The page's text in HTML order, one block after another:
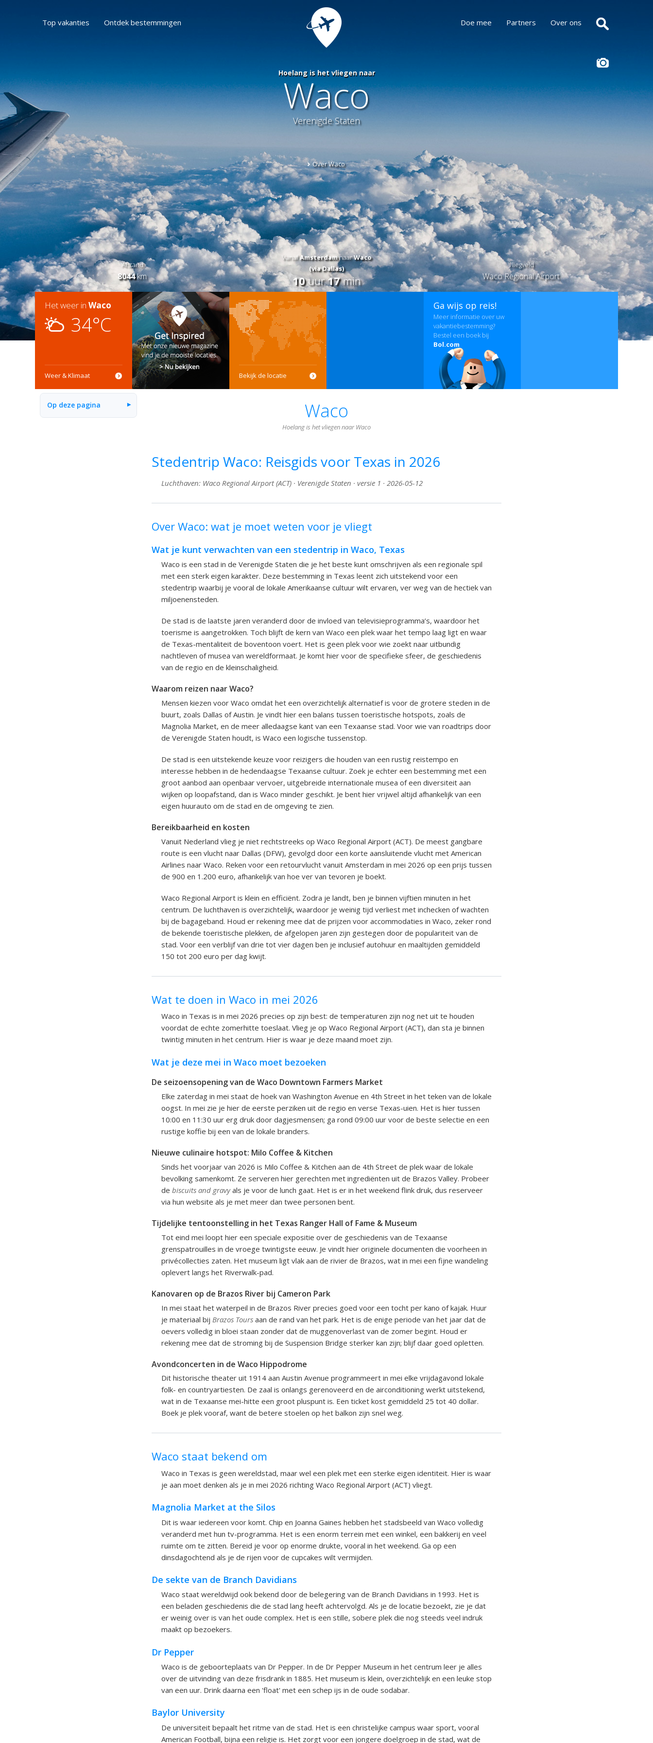
Top vakanties Ontdek bestemmingen Doe mee Partners Over ons
Hoelang is het vliegen naar
Waco
Verenigde Staten
Over Waco
Afstand
8044km
VanafAmsterdamnaarWaco
(via Dallas)
10uur17min
Vliegveld
Waco Regional Airport
Het weer in Waco
34°C
Weer & Klimaat Bekijk de locatie
Ga wijs op reis!
Meer informatie over uw
vakantiebestemming?
Bestel een boek bij
Bol.com
Op deze pagina ▾ Waco
Hoelang is het vliegen naar Waco
Stedentrip Waco: Reisgids voor Texas in 2026
Luchthaven: Waco Regional Airport (ACT) · Verenigde Staten · versie 1 · 2026-05-12
Over Waco: wat je moet weten voor je vliegt
Wat je kunt verwachten van een stedentrip in Waco, Texas
Waco is een stad in de Verenigde Staten die je het beste kunt omschrijven als een regionale spil
met een sterk eigen karakter. Deze bestemming in Texas leent zich uitstekend voor een
stedentrip waarbij je vooral de lokale Amerikaanse cultuur wilt ervaren, ver weg van de hectiek van
miljoenensteden.
De stad is de laatste jaren veranderd door de invloed van televisieprogramma’s, waardoor het
toerisme is aangetrokken. Toch blijft de kern van Waco een plek waar het tempo laag ligt en waar
de Texas-mentaliteit de boventoon voert. Het is geen plek voor wie zoekt naar uitbundig
nachtleven of musea van wereldformaat. Je komt hier voor de specifieke sfeer, de geschiedenis
van de regio en de kleinschaligheid.
Waarom reizen naar Waco?
Mensen kiezen voor Waco omdat het een overzichtelijk alternatief is voor de grotere steden in de
buurt, zoals Dallas of Austin. Je vindt hier een balans tussen toeristische hotspots, zoals de
Magnolia Market, en de meer alledaagse kant van een Texaanse stad. Voor wie van roadtrips door
de Verenigde Staten houdt, is Waco een logische tussenstop.
De stad is een uitstekende keuze voor reizigers die houden van een rustig reistempo en
interesse hebben in de hedendaagse Texaanse cultuur. Zoek je echter een bestemming met een
groot aanbod aan openbaar vervoer, uitgebreide internationale musea of een diversiteit aan
wijken op loopafstand, dan is Waco minder geschikt. Je bent hier vrijwel altijd afhankelijk van een
eigen huurauto om de stad en de omgeving te zien.
Bereikbaarheid en kosten
Vanuit Nederland vlieg je niet rechtstreeks op Waco Regional Airport (ACT). De meest gangbare
route is een vlucht naar Dallas (DFW), gevolgd door een korte aansluitende vlucht met American
Airlines naar Waco. Reken voor een retourvlucht vanuit Amsterdam in mei 2026 op een prijs tussen
de 900 en 1.200 euro, afhankelijk van hoe ver van tevoren je boekt.
Waco Regional Airport is klein en efficiënt. Zodra je landt, ben je binnen vijftien minuten in het
centrum. De luchthaven is overzichtelijk, waardoor je weinig tijd verliest met inchecken of wachten
bij de bagageband. Houd er rekening mee dat de prijzen voor accommodaties in Waco, zeker rond
de bekende toeristische plekken, de afgelopen jaren zijn gestegen door de populariteit van de
stad. Voor een verblijf van drie tot vier dagen ben je inclusief autohuur en maaltijden gemiddeld
150 tot 200 euro per dag kwijt.
Wat te doen in Waco in mei 2026
Waco in Texas is in mei 2026 precies op zijn best: de temperaturen zijn nog net uit te houden
voordat de echte zomerhitte toeslaat. Vlieg je op Waco Regional Airport (ACT), dan sta je binnen
twintig minuten in het centrum. Hier is waar je deze maand moet zijn.
Wat je deze mei in Waco moet bezoeken
De seizoensopening van de Waco Downtown Farmers Market
Elke zaterdag in mei staat de hoek van Washington Avenue en 4th Street in het teken van de lokale
oogst. In mei zie je hier de eerste perziken uit de regio en verse Texas-uien. Het is hier tussen
10:00 en 11:30 uur erg druk door dagjesmensen; ga rond 09:00 uur voor de beste selectie en een
rustige koffie bij een van de lokale branders.
Nieuwe culinaire hotspot: Milo Coffee & Kitchen
Sinds het voorjaar van 2026 is Milo Coffee & Kitchen aan de 4th Street de plek waar de lokale
bevolking samenkomt. Ze serveren hier gerechten met ingrediënten uit de Brazos Valley. Probeer
de biscuits and gravyals je voor de lunch gaat. Het is er in het weekend flink druk, dus reserveer
via hun website als je met meer dan twee personen bent.
Tijdelijke tentoonstelling in het Texas Ranger Hall of Fame & Museum
Tot eind mei loopt hier een speciale expositie over de geschiedenis van de Texaanse
grenspatrouilles in de vroege twintigste eeuw. Je vindt hier originele documenten die voorheen in
privécollecties zaten. Het museum ligt vlak aan de rivier de Brazos, wat in mei een fijne wandeling
oplevert langs het Riverwalk-pad.
Kanovaren op de Brazos River bij Cameron Park
In mei staat het waterpeil in de Brazos River precies goed voor een tocht per kano of kajak. Huur
je materiaal bij Brazos Tours aan de rand van het park. Het is de enige periode van het jaar dat de
oevers volledig in bloei staan zonder dat de muggenoverlast van de zomer begint. Houd er
rekening mee dat de stroming bij de Suspension Bridge sterker kan zijn; blijf daar goed opletten.
Avondconcerten in de Waco Hippodrome
Dit historische theater uit 1914 aan Austin Avenue programmeert in mei elke vrijdagavond lokale
folk- en countryartiesten. De zaal is onlangs gerenoveerd en de airconditioning werkt uitstekend,
wat in de Texaanse mei-hitte een groot pluspunt is. Een ticket kost gemiddeld 25 tot 40 dollar.
Boek je plek vooraf, want de betere stoelen op het balkon zijn snel weg.
Waco staat bekend om
Waco in Texas is geen wereldstad, maar wel een plek met een sterke eigen identiteit. Hier is waar
je aan moet denken als je in mei 2026 richting Waco Regional Airport (ACT) vliegt.
Magnolia Market at the Silos
Dit is waar iedereen voor komt. Chip en Joanna Gaines hebben het stadsbeeld van Waco volledig
veranderd met hun tv-programma. Het is een enorm terrein met een winkel, een bakkerij en veel
ruimte om te zitten. Bereid je voor op enorme drukte, vooral in het weekend. Ga op een
dinsdagochtend als je de rijen voor de cupcakes wilt vermijden.
De sekte van de Branch Davidians
Waco staat wereldwijd ook bekend door de belegering van de Branch Davidians in 1993. Het is
een beladen geschiedenis die de stad lang heeft achtervolgd. Als je de locatie bezoekt, zie je dat
er weinig over is van het oude complex. Het is een stille, sobere plek die nog steeds veel indruk
maakt op bezoekers.
Dr Pepper
Waco is de geboorteplaats van Dr Pepper. In de Dr Pepper Museum in het centrum leer je alles
over de uitvinding van deze frisdrank in 1885. Het museum is klein, overzichtelijk en een leuke stop
van een uur. Drink daarna een 'float' met een schep ijs in de oude sodabar.
Baylor University
De universiteit bepaalt het ritme van de stad. Het is een christelijke campus waar sport, vooral
American Football, bijna een religie is. Het zorgt voor een jongere doelgroep in de stad, wat de